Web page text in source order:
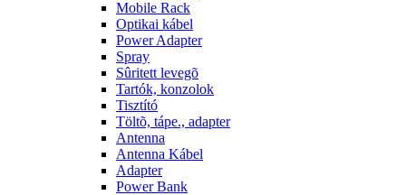
Mobile Rack
Optikai kábel
Power Adapter
Spray
Sûritett levegõ
Tartók, konzolok
Tisztító
Töltõ, tápe., adapter
Antenna
Antenna Kábel
Adapter
Power Bank